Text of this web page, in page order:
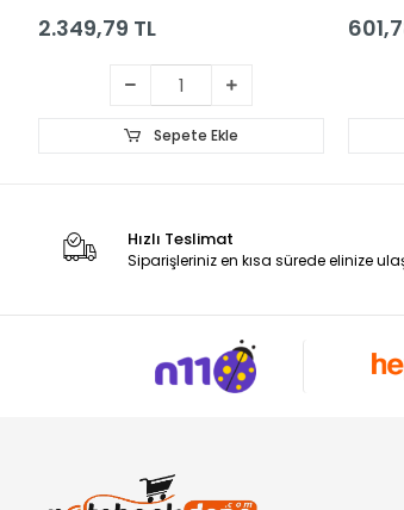
2.349,79 TL
Sepete Ekle
Hızlı Teslimat
Siparişleriniz en kısa sürede elinize